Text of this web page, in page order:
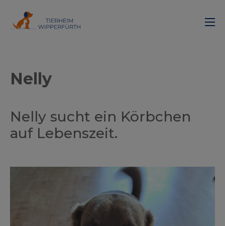
Nelly
Nelly sucht ein Körbchen
auf Lebenszeit.